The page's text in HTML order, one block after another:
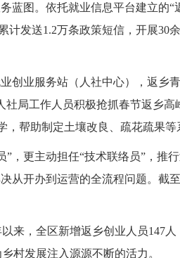
蓝图。依托就业信息平台建立的
计发送1.2万条政策短信，开展30
创业服务站（人社中心），返乡
局工作人员积极抢抓春节返乡
帮助制定土壤改良、疏花疏果等
”，更主动担任“技术联络员”，推
从开办到运营的全流程问题。截
来，全区新增返乡创业人员147
村发展注入源源不断的活力。